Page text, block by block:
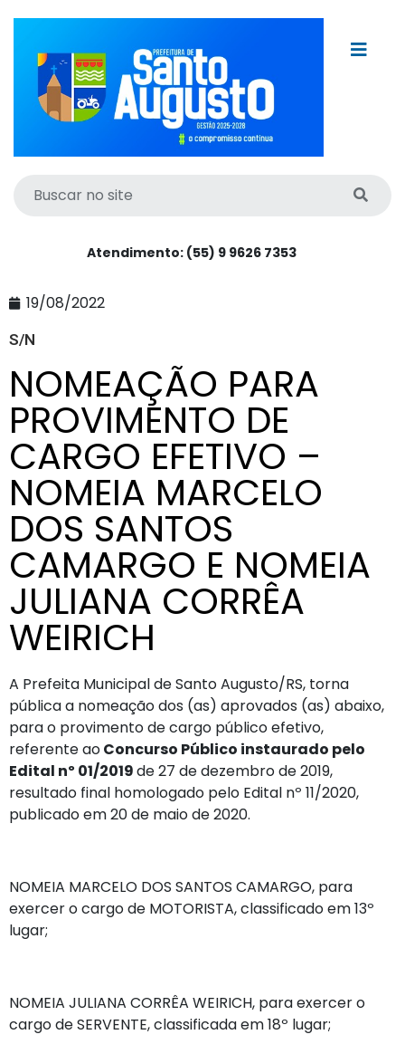
Atendimento: (55) 9 9626 7353
19/08/2022
S/N
NOMEAÇÃO PARA
PROVIMENTO DE
CARGO EFETIVO –
NOMEIA MARCELO
DOS SANTOS
CAMARGO E NOMEIA
JULIANA CORRÊA
WEIRICH
A Prefeita Municipal de Santo Augusto/RS, torna
pública a nomeação dos (as) aprovados (as) abaixo,
para o provimento de cargo público efetivo,
referente aoConcurso Público instaurado pelo
Edital nº 01/2019de 27 de dezembro de 2019,
resultado final homologado pelo Edital nº 11/2020,
publicado em 20 de maio de 2020.
NOMEIA MARCELO DOS SANTOS CAMARGO, para
exercer o cargo de MOTORISTA, classificado em 13º
lugar;
NOMEIA JULIANA CORRÊA WEIRICH, para exercer o
cargo de SERVENTE, classificada em 18º lugar;